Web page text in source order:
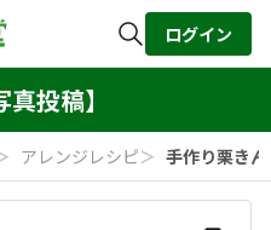
検索
ログイン
投稿】
アレンジレシピ＞ 手作り栗き